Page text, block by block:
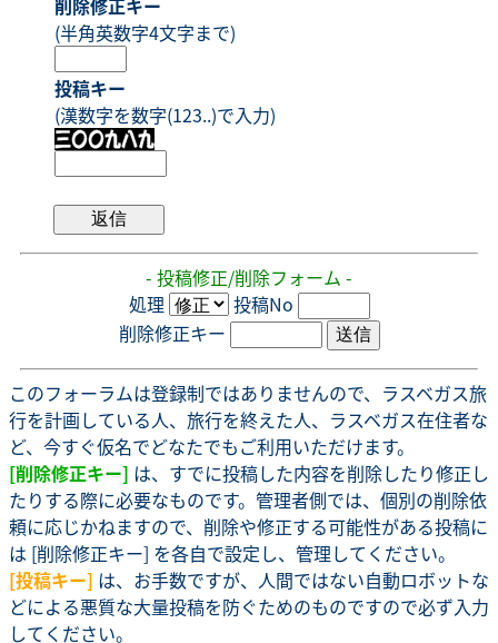
削除修正キー
(半角英数字4文字まで)
投稿キー
(漢数字を数字(123..)で入力)
- 投稿修正/削除フォーム -
処理
投稿No
削除修正キー
このフォーラムは登録制ではありませんので、ラスベガス旅
行を計画している人、旅行を終えた人、ラスベガス在住者な
ど、今すぐ仮名でどなたでもご利用いただけます。
[削除修正キー] は、すでに投稿した内容を削除したり修正し
たりする際に必要なものです。管理者側では、個別の削除依
頼に応じかねますので、削除や修正する可能性がある投稿に
は [削除修正キー] を各自で設定し、管理してください。
[投稿キー] は、お手数ですが、人間ではない自動ロボットな
どによる悪質な大量投稿を防ぐためのものですので必ず入力
してください。